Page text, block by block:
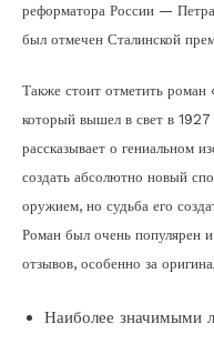
реформатора России —
был отмечен Сталинской
Также стоит отметить
который вышел в свет в
рассказывает о гениальном
создать абсолютно новый
оружием, но судьба его
Роман был очень популярен
отзывов, особенно за
Наиболее значимыми